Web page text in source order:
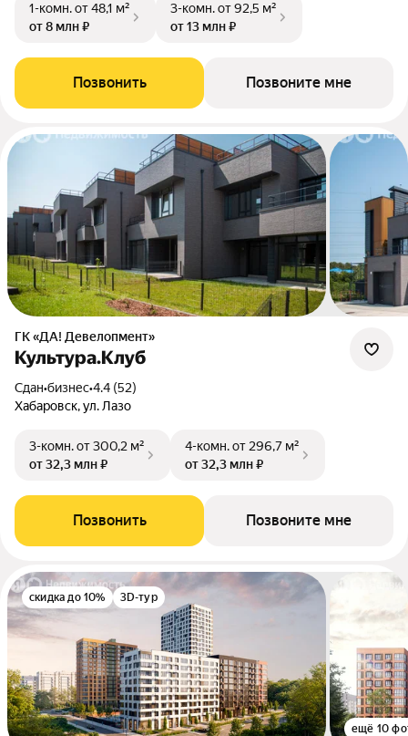
1-комн.от 48,1 м²
от 8 млн ₽
3-комн.от 92,5 м²
от 13 млн ₽
Позвонить Позвоните мне
ГК «ДА! Девелопмент»
Культура.Клуб
Сдан•бизнес•4.4 (52)
Хабаровск, ул. Лазо
3-комн.от 300,2 м²
от 32,3 млн ₽
4-комн.от 296,7 м²
от 32,3 млн ₽
Позвонить Позвоните мне
скидка до 10% 3D-тур
ещё 10